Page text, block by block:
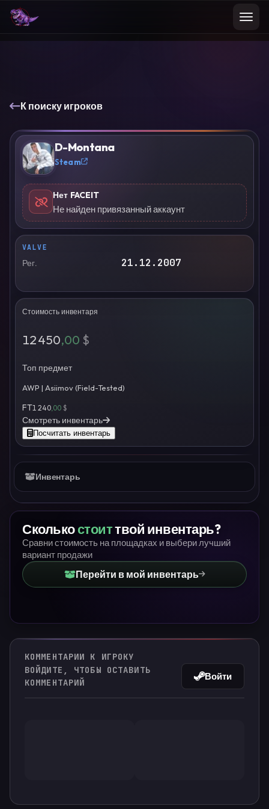
К поиску игроков
? D-Montana
Steam
Нет FACEIT
Не найден привязанный аккаунт
VALVE
Рег. 21.12.2007
Стоимость инвентаря
12 450,00 $
Топ предмет
AWP | Asiimov (Field-Tested)
FT1 240,00 $
Смотреть инвентарь
Посчитать инвентарь
Инвентарь
Сколькостоиттвой инвентарь?
Сравни стоимость на площадках и выбери лучший
вариант продажи
Перейти в мой инвентарь
КОММЕНТАРИИ К ИГРОКУ
ВОЙДИТЕ, ЧТОБЫ ОСТАВИТЬ
КОММЕНТАРИЙ
Войти